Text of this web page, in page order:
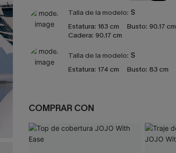
Talla de la modelo: S
Estatura: 163 cm Busto: 90.17 cm
Cadera: 90.17 cm
Talla de la modelo: S
Estatura: 174 cm Busto: 83 cm
COMPRAR CON